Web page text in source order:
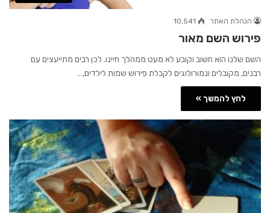
הנהלת האתר 10,541
פירוש השם מאור
השם שלנו הוא חשוב וקובע לא מעט ממהלך חיינו. לכן רבים מתייעצים עם
רבנים, מקובלים ונמורולוגים לקבלת פירוש שמות לילדים,…
לחץ להמשך »